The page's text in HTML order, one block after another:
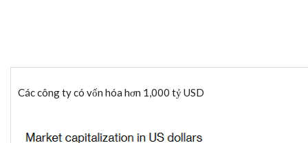
Các công ty có vốn hóa hơn 1,000 tỷ USD